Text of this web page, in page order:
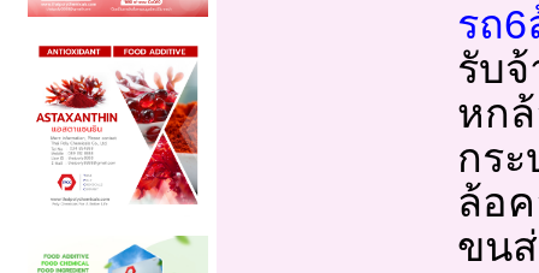
รถ
รับ
หก
กร
ล้อ
ขน